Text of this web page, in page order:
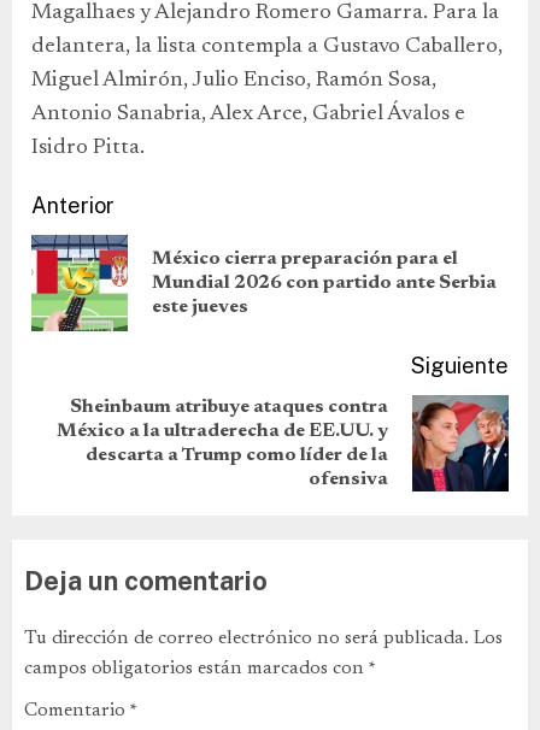
Magalhaes y Alejandro Romero Gamarra. Para la
delantera, la lista contempla a Gustavo Caballero,
Miguel Almirón, Julio Enciso, Ramón Sosa,
Antonio Sanabria, Alex Arce, Gabriel Ávalos e
Isidro Pitta.
Anterior
México cierra preparación para el
Mundial 2026 con partido ante Serbia
este jueves
Siguiente
Sheinbaum atribuye ataques contra
México a la ultraderecha de EE.UU. y
descarta a Trump como líder de la
ofensiva
Deja un comentario
Tu dirección de correo electrónico no será publicada. Los
campos obligatorios están marcados con *
Comentario *